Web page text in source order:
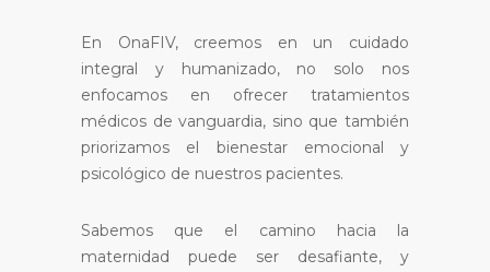
En OnaFIV, creemos en un cuidado
integral y humanizado, no solo nos
enfocamos en ofrecer tratamientos
médicos de vanguardia, sino que también
priorizamos el bienestar emocional y
psicológico de nuestros pacientes.
Sabemos que el camino hacia la
maternidad puede ser desafiante, y